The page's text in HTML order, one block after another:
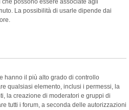
possono essere associate agli
La possibilità di usarle dipende dai
hanno il più alto grado di controllo
qualsiasi elemento, inclusi i permessi, la
la creazione di moderatori e gruppi di
tutti i forum, a seconda delle autorizzazioni